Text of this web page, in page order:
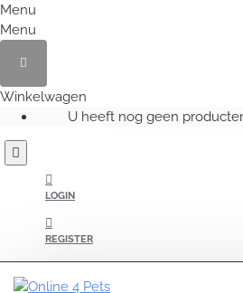
Menu
Menu
Winkelwagen
U heeft nog geen
LOGIN
REGISTER